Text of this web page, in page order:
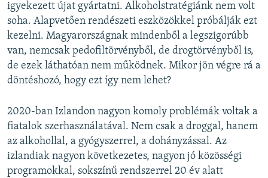
igyekezett újat gyártatni. Alkoholstratégiánk nem volt
soha. Alapvetően rendészeti eszközökkel próbálják ezt
kezelni. Magyarországnak mindenből a legszigorúbb
van, nemcsak pedofiltörvényből, de drogtörvényből is,
de ezek láthatóan nem működnek. Mikor jön végre rá a
döntéshozó, hogy ezt így nem lehet?
2020-ban Izlandon nagyon komoly problémák voltak a
fiatalok szerhasználatával. Nem csak a droggal, hanem
az alkohollal, a gyógyszerrel, a dohányzással. Az
izlandiak nagyon következetes, nagyon jó közösségi
programokkal, sokszínű rendszerrel 20 év alatt